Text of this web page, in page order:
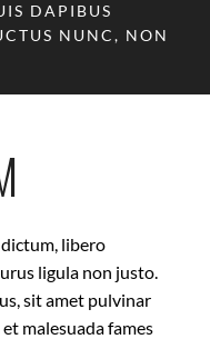
DAPIBUS
NUNC, NON
libero
ligula non justo.
sit amet pulvinar
malesuada fames